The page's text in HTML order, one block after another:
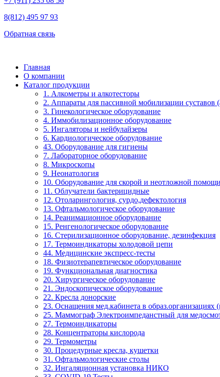
8(812) 495 97 93
Обратная связь
Главная
О компании
Каталог продукции
1. Алкометры и алкотесторы
2. Аппараты для пассивной мобилизации суставов
3. Гинекологическое оборудование
4. Иммобилизационное оборудование
5. Ингаляторы и нейбулайзеры
6. Кардиологическое оборудование
43. Оборудование для гигиены
7. Лабораторное оборудование
8. Микроскопы
9. Неонатология
10. Оборудование для скорой и неотложной помощи
11. Облучатели бактерицидные
12. Отоларингология, сурдо,дефектология
13. Офтальмологическое оборудование
14. Реанимационное оборудование
15. Ренгенологическое оборудование
16. Стерилизационное оборудование, дезинфекция
17. Термоиндикаторы холодовой цепи
44. Медицинские экспресс-тесты
18. Физиотерапевтическое оборудование
19. Функциональная диагностика
20. Хирургическое оборудование
21. Эндоскопическое оборудование
22. Кресла донорские
23. Оснащения мед.кабинета в
25. Маммограф Электроимпеданстный для
27. Термоиндикаторы
28. Концентраторы кислорода
29. Термометры
30. Процедурные кресла, кушетки
31. Офтальмологические столы
32. Ингаляционная установка НИКО